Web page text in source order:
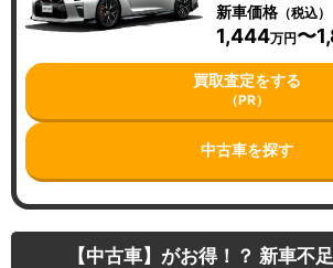
新車価格（税込）
1,444万円〜
買取査定をする
（PR）
中古車を探す
【中古車】がお得！？ 新車不